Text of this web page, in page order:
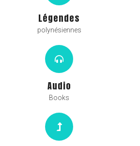
Légendes
polynésiennes
Audio
Books